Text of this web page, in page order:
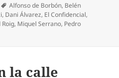
Etiquetas
Alfonso de Borbón, Belén
, Dani Álvarez, El Confidencial,
Roig, Miquel Serrano, Pedro
la calle